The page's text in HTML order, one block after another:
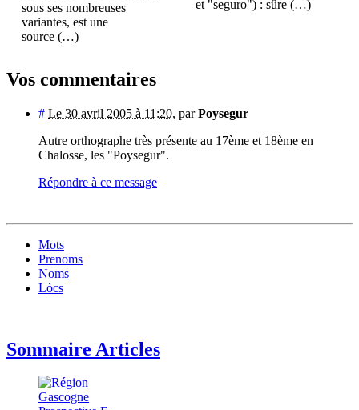
sous ses nombreuses
variantes, est une
source (…)
et "seguro") : sûre (…)
Vos commentaires
# Le 30 avril 2005 à 11:20, parPoysegur
Autre orthographe très présente au 17ème et 18ème en
Chalosse, les "Poysegur".
Répondre à ce message
Mots
Prenoms
Noms
Lòcs
Sommaire Articles